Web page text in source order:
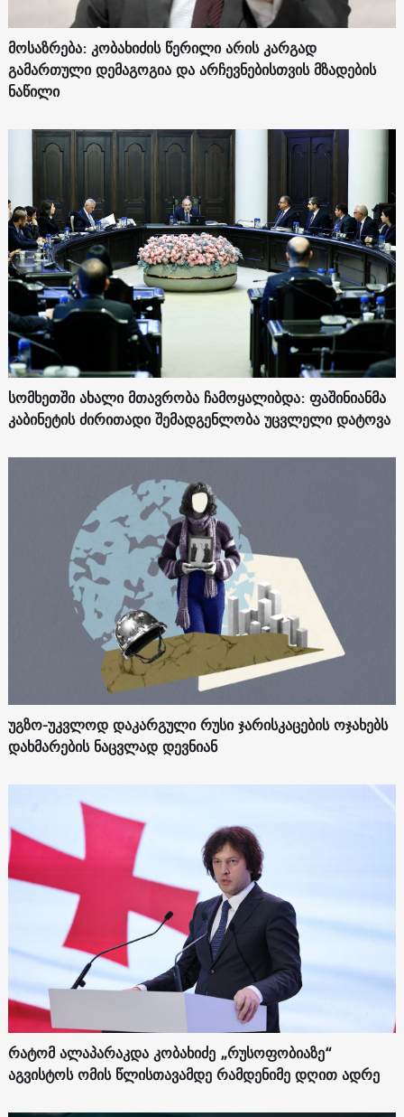
მოსაზრება: კობახიძის წერილი არის კარგად
გამართული დემაგოგია და არჩევნებისთვის მზადების
ნაწილი
სომხეთში ახალი მთავრობა ჩამოყალიბდა: ფაშინიანმა
კაბინეტის ძირითადი შემადგენლობა უცვლელი დატოვა
უგზო-უკვლოდ დაკარგული რუსი ჯარისკაცების ოჯახებს
დახმარების ნაცვლად დევნიან
რატომ ალაპარაკდა კობახიძე „რუსოფობიაზე“
აგვისტოს ომის წლისთავამდე რამდენიმე დღით ადრე